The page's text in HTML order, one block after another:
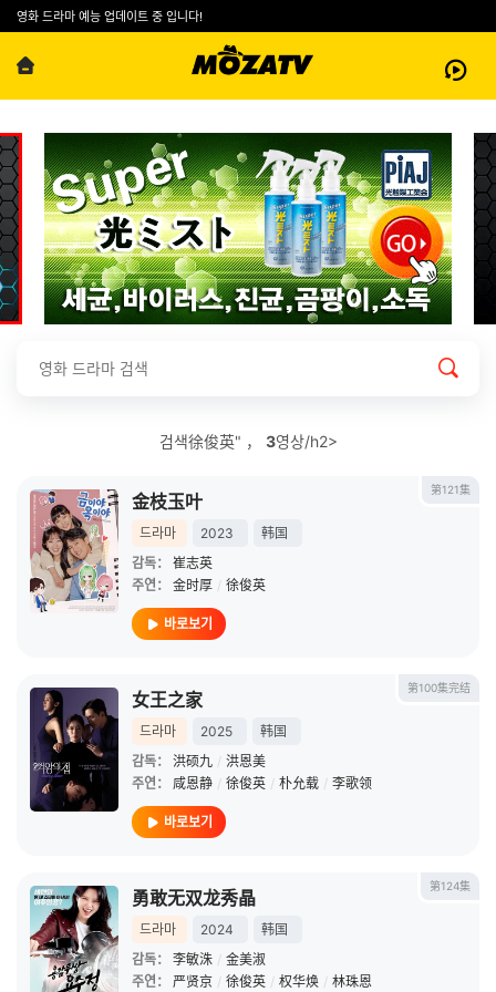
영화 드라마 예능 업데이트 중 입니다!
검색徐俊英" ， 3영상/h2>
第121集
金枝玉叶
드라마 2023
韩国
감독：
崔志英
주연：
金时厚 / 徐俊英
바로보기
第100集完结
女王之家
드라마 2025
韩国
감독：
洪硕九 / 洪恩美
주연：
咸恩静 / 徐俊英 / 朴允载 / 李歌领
바로보기
第124集
勇敢无双龙秀晶
드라마 2024
韩国
감독：
李敏洙 / 金美淑
주연：
严贤京 / 徐俊英 / 权华焕 / 林珠恩